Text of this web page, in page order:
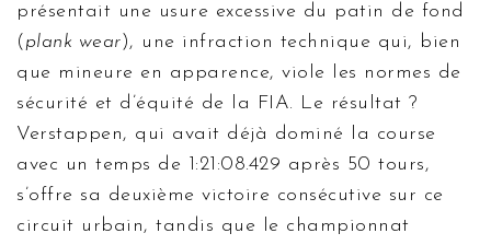
présentait une usure excessive du patin de fond
( plank wear), une infraction technique qui, bien
que mineure en apparence, viole les normes de
sécurité et d’équité de la FIA. Le résultat ?
Verstappen, qui avait déjà dominé la course
avec un temps de 1:21:08.429 après 50 tours,
s’offre sa deuxième victoire consécutive sur ce
circuit urbain, tandis que le championnat